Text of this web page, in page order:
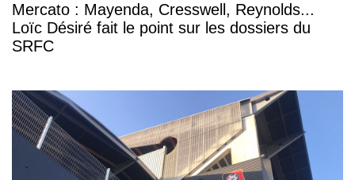
Mercato : Mayenda, Cresswell, Reynolds...
Loïc Désiré fait le point sur les dossiers du
SRFC